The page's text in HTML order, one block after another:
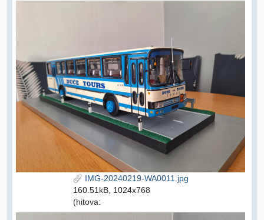
IMG-20240219-WA0011.jpg
160.51kB, 1024x768
(hitova: